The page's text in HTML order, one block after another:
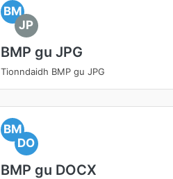
BM
JP
BMP gu JPG
Tionndaidh BMP gu JPG
BM
DO
BMP gu DOCX